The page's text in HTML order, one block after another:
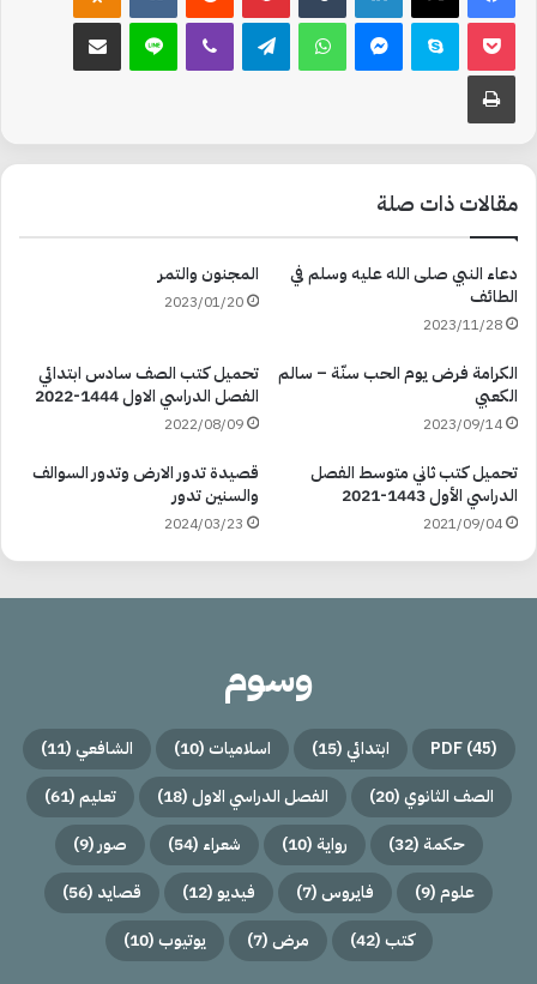
سكايب واتساب تيلقرام لاين
مقالات ذات صلة
دعاء النبي صلى الله عليه وسلم في
الطائف
2023/11/28
المجنون والتمر
2023/01/20
الكرامة فرض يوم الحب سنّة – سالم
الكعبي
2023/09/14
تحميل كتب الصف سادس ابتدائي
الفصل الدراسي الاول 1444-2022
2022/08/09
تحميل كتب ثاني متوسط الفصل
الدراسي الأول 1443-2021
2021/09/04
قصيدة تدور الارض وتدور السوالف
والسنين تدور
2024/03/23
وسوم
PDF(45) ابتدائي(15) اسلاميات(10) الشافعي(11)
الصف الثانوي(20) الفصل الدراسي الاول(18) تعليم(61)
حكمة(32) رواية(10) شعراء (54) صور(9)
علوم(9) فايروس(7) فيديو(12) قصايد (56)
كتب(42) مرض(7) يوتيوب(10)